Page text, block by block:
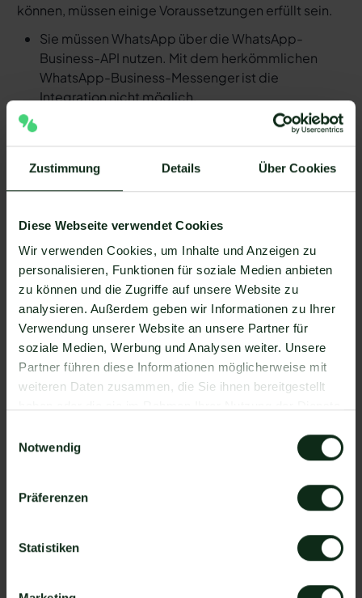
Zustimmung Details Über Cookies
Diese Webseite verwendet Cookies
Wir verwenden Cookies, um Inhalte und Anzeigen zu
personalisieren, Funktionen für soziale Medien anbieten
zu können und die Zugriffe auf unsere Website zu
analysieren. Außerdem geben wir Informationen zu Ihrer
Verwendung unserer Website an unsere Partner für
soziale Medien, Werbung und Analysen weiter. Unsere
Partner führen diese Informationen möglicherweise mit
weiteren Daten zusammen, die Sie ihnen bereitgestellt
Notwendig
Präferenzen
Statistiken
können, müssen einige Voraussetzungen erfüllt sein.
Sie müssen WhatsApp über die WhatsApp-
Business-API nutzen. Mit dem herkömmlichen
WhatsApp-Business-Messenger ist die
Integration nicht möglich.
Ihr WhatsApp Business API Anbieter muss die
zu ermöglichen. Längst nicht alle Anbieter der
WhatsApp API sind in der Lage, eine Integration
ermöglichen. Mit Mateo stehen Ihnen dank der
Verfügung, die Sie mit WhatsApp verbinden
können. Darunter ist natürlich auch ClickSend SMS
!
Da der Einrichtungsprozess der Integration je nach
dem Anbieter der WhatsApp API Schnittstelle
differenziert, gibt es keine allgemein gültige
Anleitung. Wir zeigen Ihnen im Folgenden, wie die
So funktioniert die Integration von
Schritt 1: Zapier Konto erstellen, ClickSend SMS
Schritt 2: Eine der Apps (ClickSend SMS oder
Mateo) als Auslöser hinzufügen